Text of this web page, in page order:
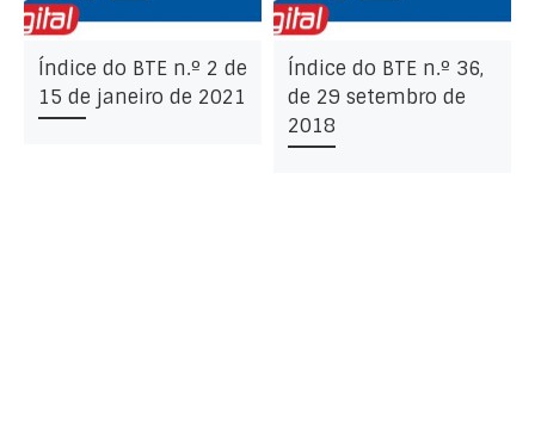
Índice do BTE n.º 2 de
15 de janeiro de 2021
Índice do BTE n.º 36,
de 29 setembro de
2018